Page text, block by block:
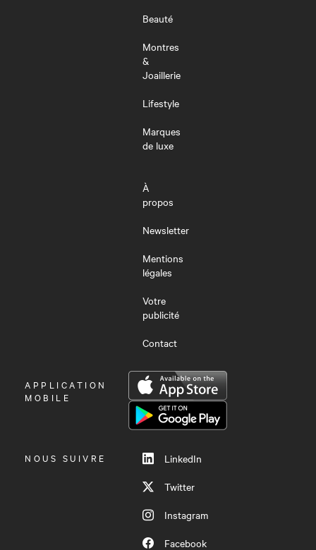
Beauté
Montres
&
Joaillerie
Lifestyle
Marques
de luxe
À
propos
Newsletter
Mentions
légales
Votre
publicité
Contact
OUVRIR
LE
APPLICATION
MOBILE
NOUS SUIVRE
LinkedIn
Twitter
Instagram
Facebook